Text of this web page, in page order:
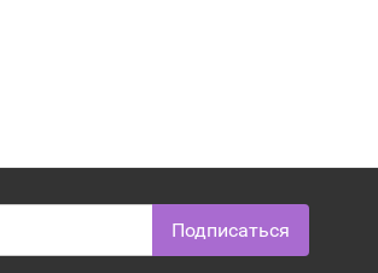
Подписаться